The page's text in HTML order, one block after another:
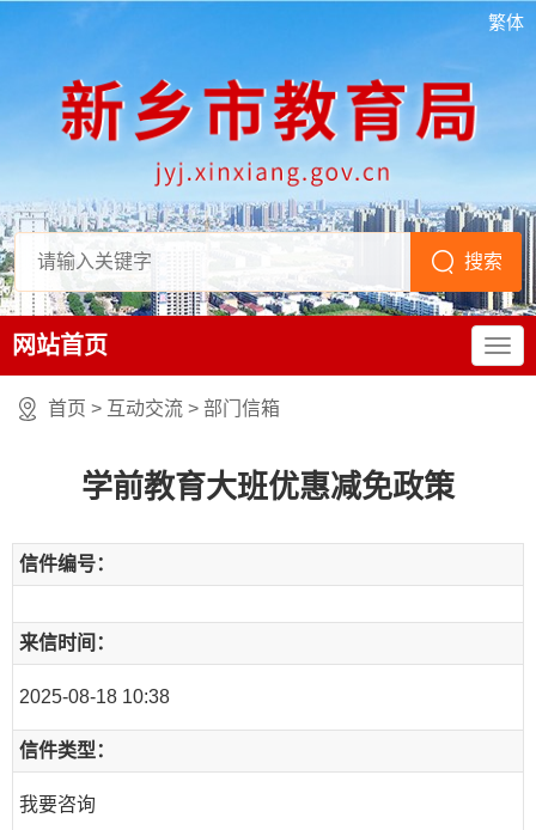
繁体
网站首页
首页 > 互动交流 > 部门信箱
学前教育大班优惠减免政策
信件编号：
来信时间：
2025-08-18 10:38
信件类型：
我要咨询